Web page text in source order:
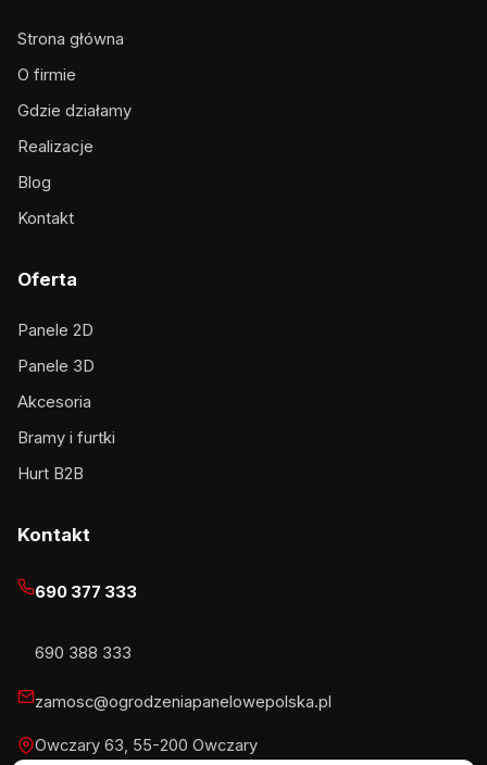
Strona główna
O firmie
Gdzie działamy
Realizacje
Blog
Kontakt
Oferta
Panele 2D
Panele 3D
Akcesoria
Bramy i furtki
Hurt B2B
Kontakt
690 377 333
690 388 333
zamosc@ogrodzeniapanelowepolska.pl
Owczary 63, 55-200 Owczary